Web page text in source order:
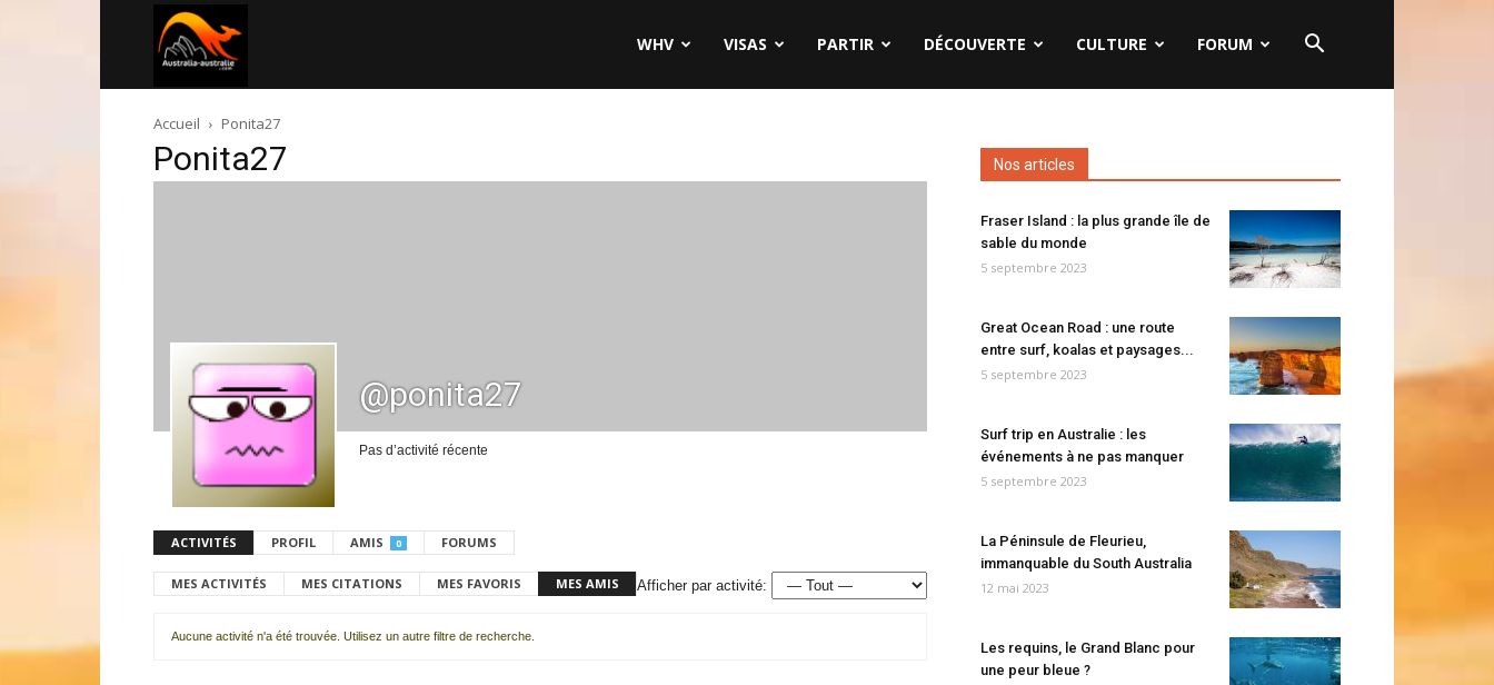
australie.com
WHV VISAS PARTIR DÉCOUVERTE CULTURE FORUM
Accueil Ponita27
Ponita27
@ponita27
Pas d’activité récente
ACTIVITÉS PROFIL AMIS 0 FORUMS
MES ACTIVITÉS MES CITATIONS MES FAVORIS MES AMIS Afficher par activité:
Aucune activité n'a été trouvée. Utilisez un autre filtre de recherche.
Nos articles
Fraser Island : la plus grande île de
sable du monde
5 septembre 2023
Great Ocean Road : une route
entre surf, koalas et paysages...
5 septembre 2023
Surf trip en Australie : les
événements à ne pas manquer
5 septembre 2023
La Péninsule de Fleurieu,
immanquable du South Australia
12 mai 2023
Les requins, le Grand Blanc pour
une peur bleue ?